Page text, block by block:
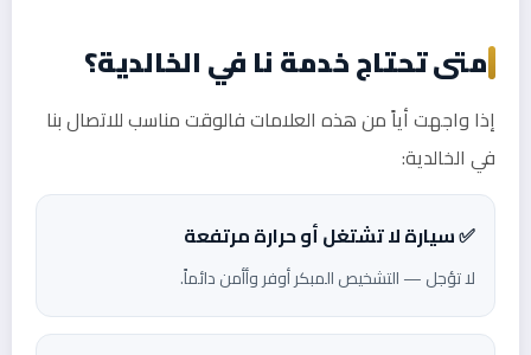
متى تحتاج خدمة نا في الخالدية؟
إذا واجهت أياً من هذه العلامات فالوقت مناسب للاتصال بنا
في الخالدية:
✅ سيارة لا تشتغل أو حرارة مرتفعة
لا تؤجل — التشخيص المبكر أوفر وأأمن دائماً.